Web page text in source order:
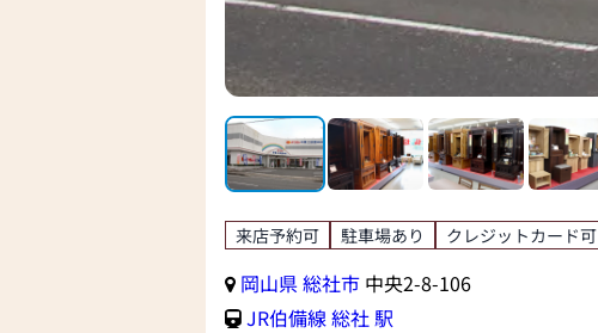
来店予約可 駐車場あり クレジットカード可
岡山県総社市 中央2-8-106
JR伯備線総社 駅